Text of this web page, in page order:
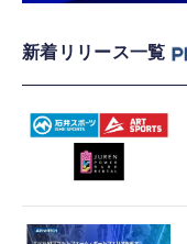
新着リリース一覧